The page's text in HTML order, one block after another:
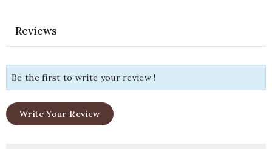
Reviews
Be the first to write your review !
Write Your Review